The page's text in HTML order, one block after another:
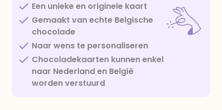
Een unieke en originele kaart
Gemaakt van echte Belgische
chocolade
Naar wens te personaliseren
Chocoladekaarten kunnen enkel
naar Nederland en België
worden verstuurd